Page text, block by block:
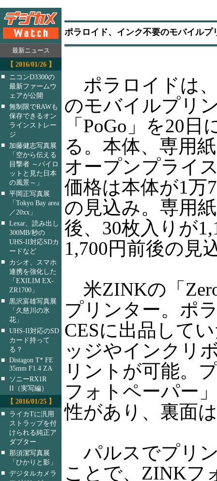
最新ニュース
【 2016/01/26 】
■
ニコンD3300の
最新ファームウ
ェアが公開
■ 無制限でRAWも
保存できるオン
ラインストレー
ジ
■
加藤健志写真展
「空から伝える
目撃者 ～パイロ
ットと見た日本
の風景～」
■ 平岡正写真展
「Tokyo Bay area
／20xx」
■ Lexar、読み出し
300MB/秒の
UHS-II対応SDカ
ードなど
■
カシオ、スマホ
連携を強化した
「EXILIM EX-
ZR1700」
■ 黒沢富雄写真展
「久慈川の氷
花」
■ UHS-II対応のSD
カード持って
る？
■ Distagon T* FE
35mm F1.4 ZA
■
ソニーRX1R
II（実写編）
【 2016/01/25 】
■
ライカTに汎用
ストラップを付
けられる純正ア
ダプター
■ 那須潔写真展
「ひかりと影」
■ デジタルカメラ
ポラロイド、インク不要のモバイルプ
ポラロイドは
のモバイルプリ
「PoGo」を20日
る。本体、専用
オープンプライ
価格は本体が1万
の見込み。専用
後、30枚入りが
1,700円前後の見
米ZINKの「
プリンター。ポ
CESに出品して
ッジやインクリ
リントが可能。
フォトペーパー
性があり、裏面
パルスでプリ
ことで、ZINKフ